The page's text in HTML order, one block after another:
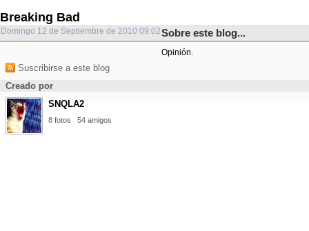
Breaking Bad
Domingo 12 de Septiembre de 2010 09:02Sobre este blog...
Opinión.
Suscribirse a este blog
Creado por
SNQLA2
8 fotos 54 amigos